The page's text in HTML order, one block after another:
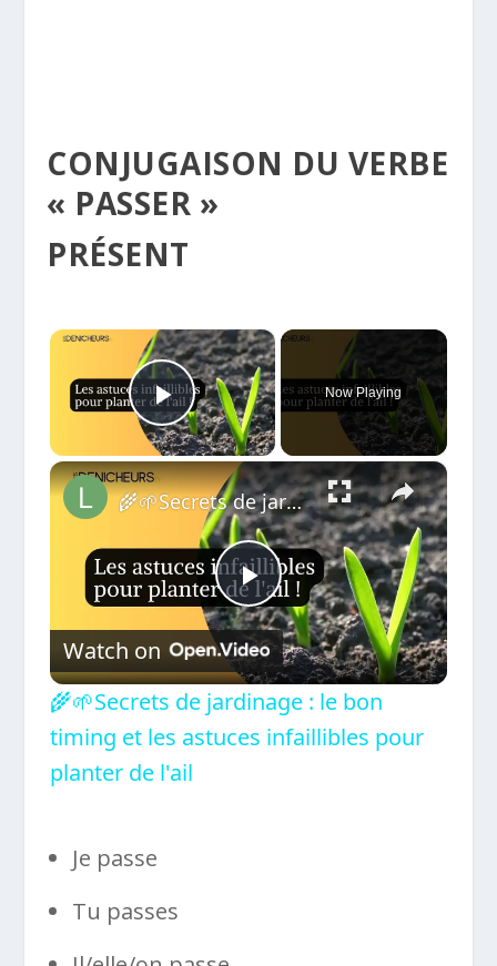
CONJUGAISON DU VERBE
« PASSER »
PRÉSENT
×
Play Video
Now Playing
×
Play
Video
🌾🌱Secrets de jardinage : le bon timing et les astuces infaillibles pour planter de l'ail
Watch on
🌾🌱Secrets de jardinage : le bon
timing et les astuces infaillibles pour
planter de l'ail
Je passe
Tu passes